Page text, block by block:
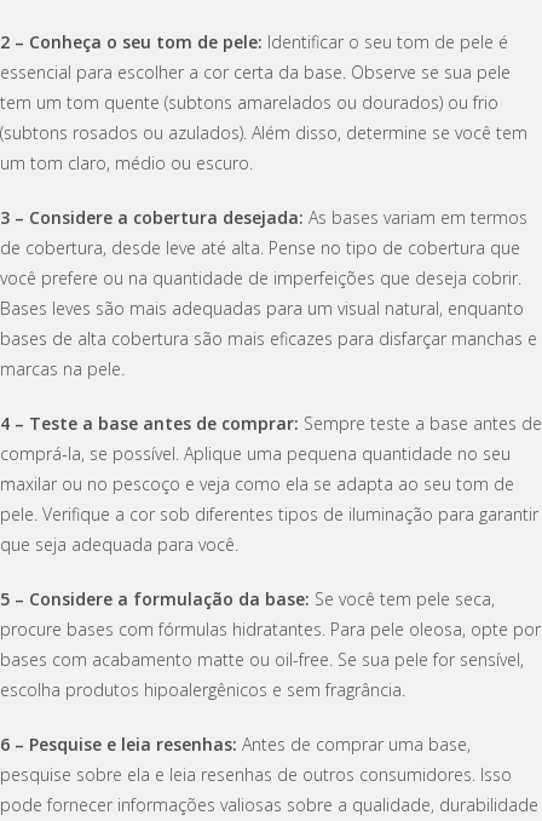
2 – Conheça o seu tom de pele: Identificar o seu tom de pele é
essencial para escolher a cor certa da base. Observe se sua pele
tem um tom quente (subtons amarelados ou dourados) ou frio
(subtons rosados ou azulados). Além disso, determine se você tem
um tom claro, médio ou escuro.
3 – Considere a cobertura desejada: As bases variam em termos
de cobertura, desde leve até alta. Pense no tipo de cobertura que
você prefere ou na quantidade de imperfeições que deseja cobrir.
Bases leves são mais adequadas para um visual natural, enquanto
bases de alta cobertura são mais eficazes para disfarçar manchas e
marcas na pele.
4 – Teste a base antes de comprar: Sempre teste a base antes de
comprá-la, se possível. Aplique uma pequena quantidade no seu
maxilar ou no pescoço e veja como ela se adapta ao seu tom de
pele. Verifique a cor sob diferentes tipos de iluminação para garantir
que seja adequada para você.
5 – Considere a formulação da base: Se você tem pele seca,
procure bases com fórmulas hidratantes. Para pele oleosa, opte por
bases com acabamento matte ou oil-free. Se sua pele for sensível,
escolha produtos hipoalergênicos e sem fragrância.
6 – Pesquise e leia resenhas: Antes de comprar uma base,
pesquise sobre ela e leia resenhas de outros consumidores. Isso
pode fornecer informações valiosas sobre a qualidade, durabilidade